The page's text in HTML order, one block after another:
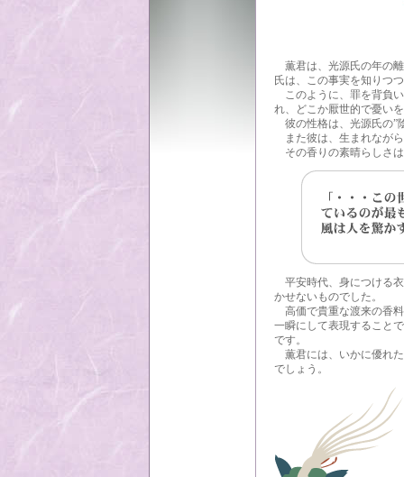
薫君は、光源氏の年の離
氏は、この事実を知りつ
このように、罪を背負
れ、どこか厭世的で憂い
彼の性格は、光源氏の”
また彼は、生まれなが
その香りの素晴らしさ
平安時代、身につける
かせないものでした。
高価で貴重な渡来の香
一瞬にして表現すること
です。
薫君には、いかに優れ
でしょう。